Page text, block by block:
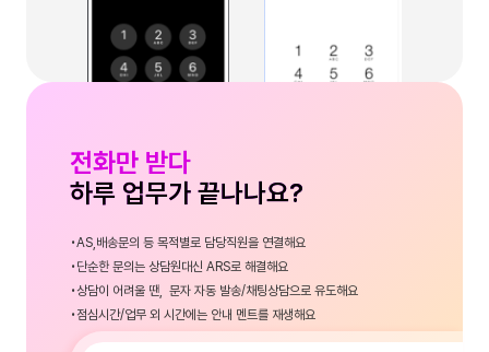
전화만 받다
하루 업무가 끝나나요?
AS,배송문의 등 목적별로 담당직원을 연결해요
단순한 문의는 상담원대신 ARS로 해결해요
상담이 어려울 땐, 문자 자동 발송/채팅상담으로 유도해요
점심시간/업무 외 시간에는 안내 멘트를 재생해요